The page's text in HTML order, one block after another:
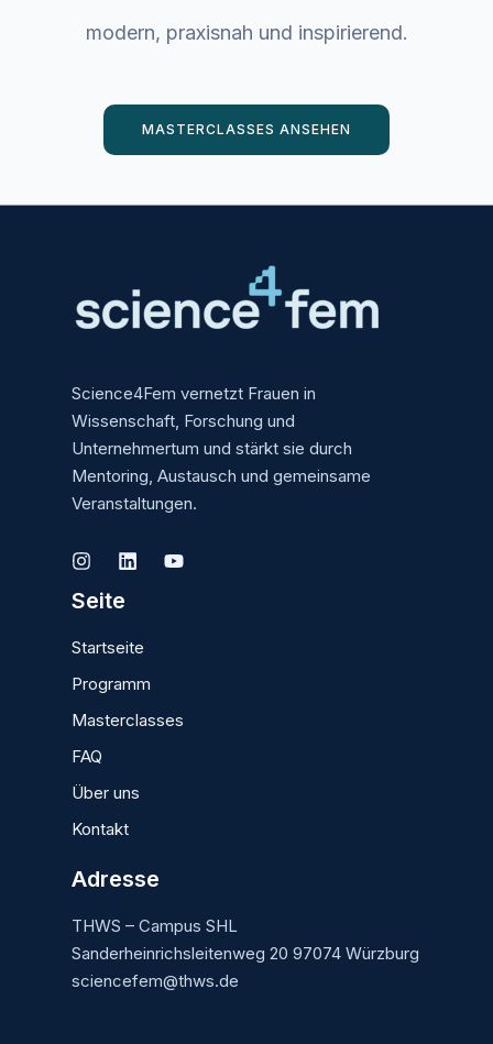
modern, praxisnah und inspirierend.
MASTERCLASSES ANSEHEN
Science4Fem vernetzt Frauen in
Wissenschaft, Forschung und
Unternehmertum und stärkt sie durch
Mentoring, Austausch und gemeinsame
Veranstaltungen.
Seite
Startseite
Programm
Masterclasses
FAQ
Über uns
Kontakt
Adresse
THWS – Campus SHL
Sanderheinrichsleitenweg 20 97074 Würzburg
sciencefem@thws.de